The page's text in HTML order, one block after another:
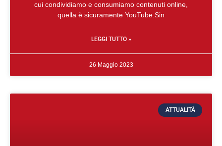
cui condividiamo e consumiamo contenuti online,
quella è sicuramente YouTube.Sin
LEGGI TUTTO »
26 Maggio 2023
ATTUALITÀ